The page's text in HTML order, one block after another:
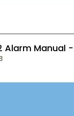
Alarm Manual